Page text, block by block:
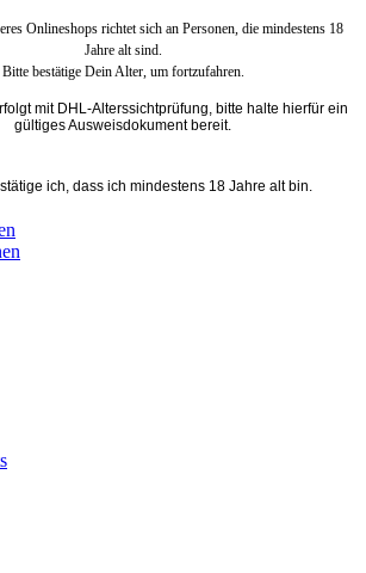
Onlineshops richtet sich an Personen, die mindestens 18
Jahre alt sind.
Bitte bestätige Dein Alter, um fortzufahren.
mit DHL-Alterssichtprüfung, bitte halte hierfür ein
gültiges Ausweisdokument bereit.
ich, dass ich mindestens 18 Jahre alt bin.